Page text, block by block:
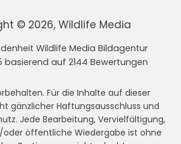
© 2026, Wildlife Media
Wildlife Media Bildagentur
5 basierend auf 2144 Bewertungen
Für die Inhalte auf dieser
gänzlicher Haftungsausschluss und
Jede Bearbeitung, Vervielfältigung,
öffentliche Wiedergabe ist ohne